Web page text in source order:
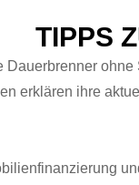
TIPPS
Dauer­bren­ner
erk­lären ihre